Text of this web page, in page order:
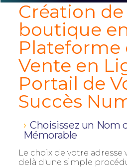
Création de
boutique
Plateforme
Vente en
Portail de
Succès
Choisissez un Nom
Mémorable
Le choix de votre adresse
delà d'une simple